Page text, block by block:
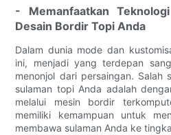
- Memanfaatkan
Desain Bordir Topi Anda
Dalam dunia mode dan
ini, menjadi yang terdepan
menonjol dari persaingan. Salah
sulaman topi Anda adalah
melalui mesin bordir
memiliki kemampuan untuk
membawa sulaman Anda ke